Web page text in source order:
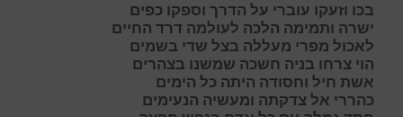
בכו וזעקו עוברי על הדרך וספקו כפים
ישרה ותמימה הלכה לעולמה דרד החיים
לאכול מפרי מעללה בצל שדי בשמים
הוי צרחו בניה חשכה שמשנו בצהרים
אשת חיל וחסודה היתה כל הימים
כהררי אל צדקתה ומעשיה הנעימים